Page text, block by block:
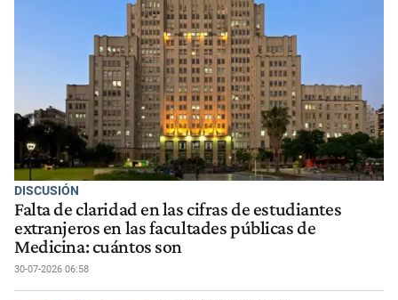
DISCUSIÓN
Falta de claridad en las cifras de estudiantes
extranjeros en las facultades públicas de
Medicina: cuántos son
30-07-2026 06:58